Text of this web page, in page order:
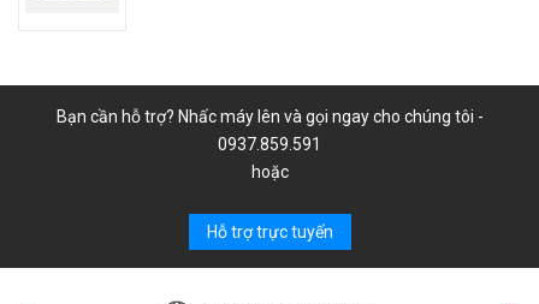
Bạn cần hỗ trợ? Nhấc máy lên và gọi ngay cho chúng tôi -
0937.859.591
hoặc
Hỗ trợ trực tuyến